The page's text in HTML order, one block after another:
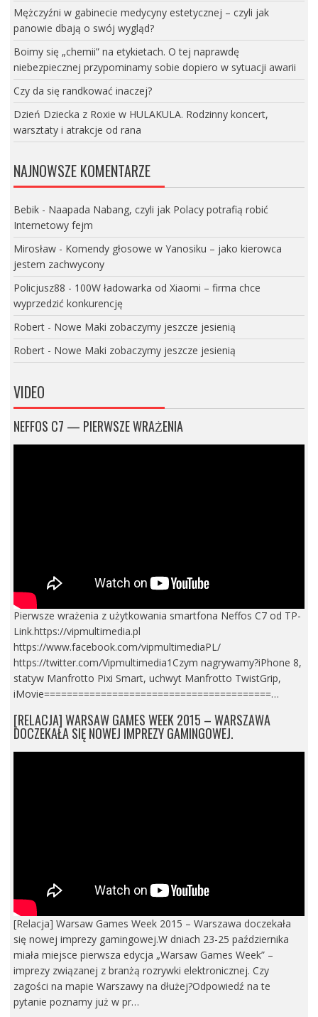
Mężczyźni w gabinecie medycyny estetycznej – czyli jak
panowie dbają o swój wygląd?
Boimy się „chemii” na etykietach. O tej naprawdę
niebezpiecznej przypominamy sobie dopiero w sytuacji awarii
Czy da się randkować inaczej?
Dzień Dziecka z Roxie w HULAKULA. Rodzinny koncert,
warsztaty i atrakcje od rana
NAJNOWSZE KOMENTARZE
Bebik- Naapada Nabang, czyli jak Polacy potrafią robić
Internetowy fejm
Mirosław- Komendy głosowe w Yanosiku – jako kierowca
jestem zachwycony
Policjusz88 - 100W ładowarka od Xiaomi – firma chce
wyprzedzić konkurencję
Robert- Nowe Maki zobaczymy jeszcze jesienią
Robert- Nowe Maki zobaczymy jeszcze jesienią
VIDEO
NEFFOS C7 — PIERWSZE WRAŻENIA
Pierwsze wrażenia z użytkowania smartfona Neffos C7 od TP-
Link.https://vipmultimedia.pl
https://www.facebook.com/vipmultimediaPL/
https://twitter.com/Vipmultimedia1Czym nagrywamy?iPhone 8,
statyw Manfrotto Pixi Smart, uchwyt Manfrotto TwistGrip,
iMovie========================================…
[RELACJA] WARSAW GAMES WEEK 2015 – WARSZAWA
DOCZEKAŁA SIĘ NOWEJ IMPREZY GAMINGOWEJ.
[Relacja] Warsaw Games Week 2015 – Warszawa doczekała
się nowej imprezy gamingowej.W dniach 23-25 października
miała miejsce pierwsza edycja „Warsaw Games Week” –
imprezy związanej z branżą rozrywki elektronicznej. Czy
zagości na mapie Warszawy na dłużej?Odpowiedź na te
pytanie poznamy już w pr…